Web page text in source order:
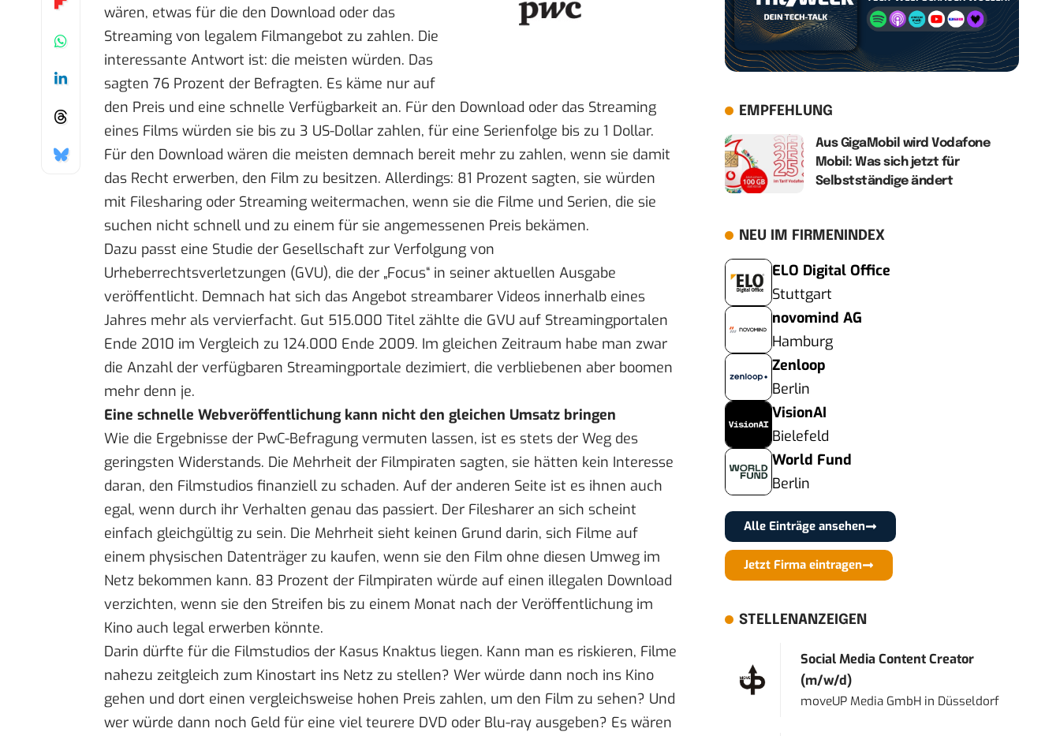
wären, etwas für die den Download oder das
Streaming von legalem Filmangebot zu zahlen. Die
interessante Antwort ist: die meisten würden. Das
sagten 76 Prozent der Befragten. Es käme nur auf
den Preis und eine schnelle Verfügbarkeit an. Für den Download oder das Streaming
eines Films würden sie bis zu 3 US-Dollar zahlen, für eine Serienfolge bis zu 1 Dollar.
Für den Download wären die meisten demnach bereit mehr zu zahlen, wenn sie damit
das Recht erwerben, den Film zu besitzen. Allerdings: 81 Prozent sagten, sie würden
mit Filesharing oder Streaming weitermachen, wenn sie die Filme und Serien, die sie
suchen nicht schnell und zu einem für sie angemessenen Preis bekämen.
Dazu passt eine Studie der Gesellschaft zur Verfolgung von
Urheberrechtsverletzungen (GVU), die der „Focus“ in seiner aktuellen Ausgabe
veröffentlicht. Demnach hat sich das Angebot streambarer Videos innerhalb eines
Jahres mehr als vervierfacht. Gut 515.000 Titel zählte die GVU auf Streamingportalen
Ende 2010 im Vergleich zu 124.000 Ende 2009. Im gleichen Zeitraum habe man zwar
die Anzahl der verfügbaren Streamingportale dezimiert, die verbliebenen aber boomen
mehr denn je.
Eine schnelle Webveröffentlichung kann nicht den gleichen Umsatz bringen
Wie die Ergebnisse der PwC-Befragung vermuten lassen, ist es stets der Weg des
geringsten Widerstands. Die Mehrheit der Filmpiraten sagten, sie hätten kein Interesse
daran, den Filmstudios finanziell zu schaden. Auf der anderen Seite ist es ihnen auch
egal, wenn durch ihr Verhalten genau das passiert. Der Filesharer an sich scheint
einfach gleichgültig zu sein. Die Mehrheit sieht keinen Grund darin, sich Filme auf
einem physischen Datenträger zu kaufen, wenn sie den Film ohne diesen Umweg im
Netz bekommen kann. 83 Prozent der Filmpiraten würde auf einen illegalen Download
verzichten, wenn sie den Streifen bis zu einem Monat nach der Veröffentlichung im
Kino auch legal erwerben könnte.
Darin dürfte für die Filmstudios der Kasus Knaktus liegen. Kann man es riskieren, Filme
nahezu zeitgleich zum Kinostart ins Netz zu stellen? Wer würde dann noch ins Kino
gehen und dort einen vergleichsweise hohen Preis zahlen, um den Film zu sehen? Und
wer würde dann noch Geld für eine viel teurere DVD oder Blu-ray ausgeben? Es wären
EMPFEHLUNG
Aus GigaMobil wird Vodafone
Mobil: Was sich jetzt für
Selbstständige ändert
NEU IM FIRMENINDEX
ELO Digital Office
Stuttgart
novomind AG
Hamburg
Zenloop
Berlin
VisionAI
Bielefeld
World Fund
Berlin
Alle Einträge ansehen
Jetzt Firma eintragen
STELLENANZEIGEN
Social Media Content Creator
(m/w/d)
moveUP Media GmbH in Düsseldorf